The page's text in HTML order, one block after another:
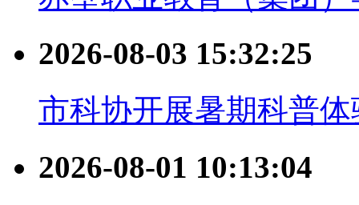
2026-08-03 15:32:25
市科协开展暑期科普
2026-08-01 10:13:04